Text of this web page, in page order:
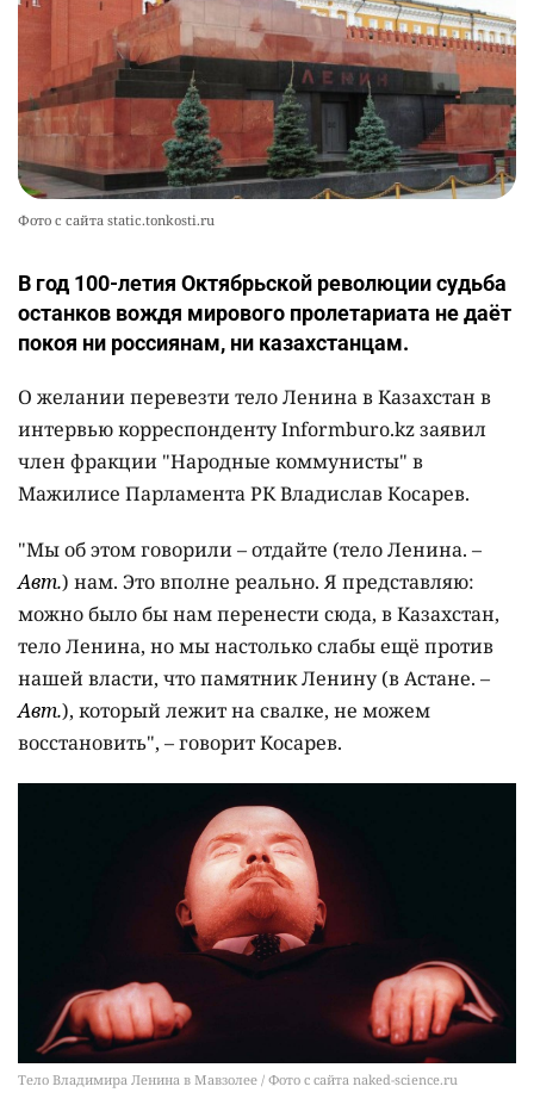
Фото с сайта static.tonkosti.ru
В год 100-летия Октябрьской революции судьба
останков вождя мирового пролетариата не даёт
покоя ни россиянам, ни казахстанцам.
О желании перевезти тело Ленина в Казахстан в
интервью корреспонденту Informburo.kz заявил
член фракции "Народные коммунисты" в
Мажилисе Парламента РК Владислав Косарев.
"Мы об этом говорили – отдайте (тело Ленина. –
Авт.) нам. Это вполне реально. Я представляю:
можно было бы нам перенести сюда, в Казахстан,
тело Ленина, но мы настолько слабы ещё против
нашей власти, что памятник Ленину (в Астане. –
Авт.), который лежит на свалке, не можем
восстановить", – говорит Косарев.
Тело Владимира Ленина в Мавзолее / Фото с сайта naked-science.ru